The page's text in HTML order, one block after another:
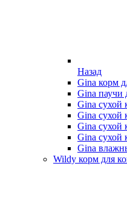
Назад
Gina корм
Gina паучи
Gina сухой
Gina сухой
Gina сухой
Gina сухой
Gina
Wildy корм для